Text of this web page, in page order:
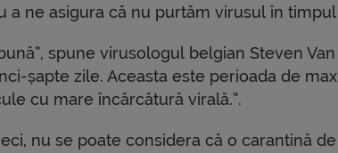
a ne asigura că nu purtăm virusul în
spune virusologul belgian Steven
șapte zile. Aceasta este perioada de
cu mare încărcătură virală.”.
nu se poate considera că o carantină